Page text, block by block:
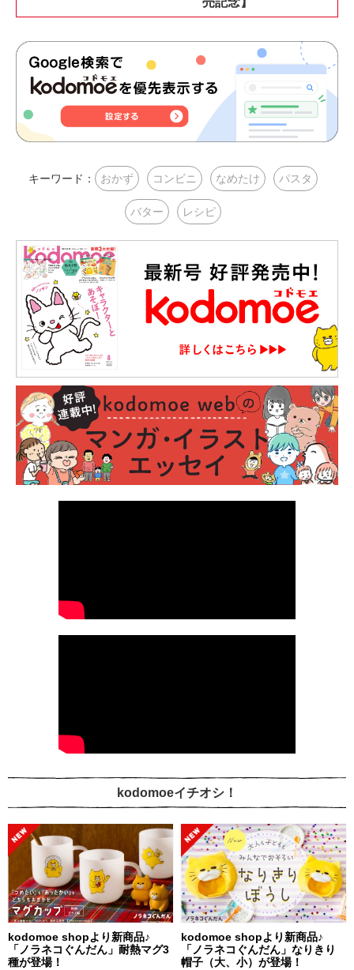
キーワード： おかず コンビニ なめたけ パスタ
バター レシピ
kodomoeイチオシ！
kodomoe shopより新商品♪
「ノラネコぐんだん」耐熱マグ3
種が登場！
kodomoe shopより新商品♪
「ノラネコぐんだん」なりきり
帽子（大、小）が登場！